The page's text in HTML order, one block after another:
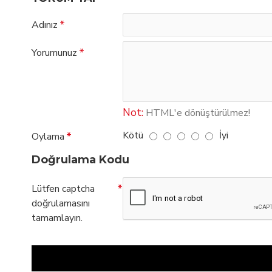
Adınız
Yorumunuz
Not: HTML'e dönüştürülmez!
Oylama
Kötü
İyi
Doğrulama Kodu
Lütfen captcha
doğrulamasını
tamamlayın.